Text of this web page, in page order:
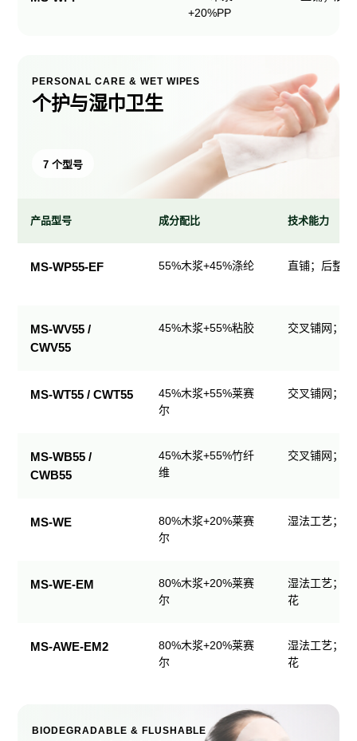
+20%PP
PERSONAL CARE & WET WIPES
个护与湿巾卫生
7 个型号
卫
产品型号 成分配比 技术能力
MS-WP55-EF 55%木浆+45%涤纶 直铺；后整
MS-WV55 /
CWV55
45%木浆+55%粘胶 交叉铺网；
MS-WT55 / CWT55
45%木浆+55%莱赛
尔
交叉铺网；
MS-WB55 /
CWB55
45%木浆+55%竹纤
维
交叉铺网；
MS-WE
80%木浆+20%莱赛
尔
湿法工艺；
MS-WE-EM
80%木浆+20%莱赛
尔
湿法工艺；
花
MS-AWE-EM2
80%木浆+20%莱赛
尔
湿法工艺；
花
BIODEGRADABLE & FLUSHABLE